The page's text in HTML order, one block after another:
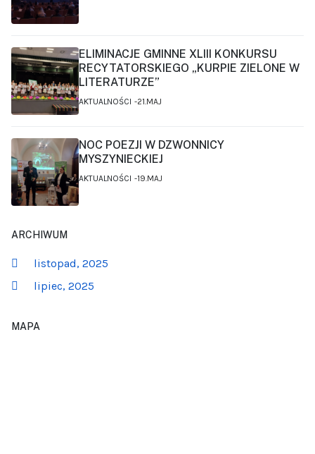
ELIMINACJE GMINNE XLIII KONKURSU
RECYTATORSKIEGO „KURPIE ZIELONE W
LITERATURZE”
AKTUALNOŚCI 21.MAJ
NOC POEZJI W DZWONNICY
MYSZYNIECKIEJ
AKTUALNOŚCI 19.MAJ
ARCHIWUM
listopad, 2025
lipiec, 2025
MAPA